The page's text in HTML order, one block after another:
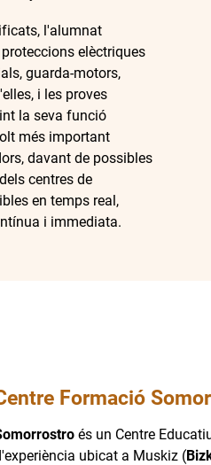
l'alumnat
elèctriques
guarda-motors,
i les proves
la seva funció
més important
davant de possibles
centres de
en temps real,
i immediata.
Formació
és un Centre
ubicat a Muskiz (